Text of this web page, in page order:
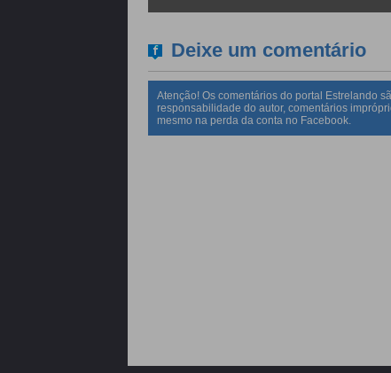
Deixe um comentário
Atenção! Os comentários do portal Estrelando
responsabilidade do autor, comentários
mesmo na perda da conta no Facebook.